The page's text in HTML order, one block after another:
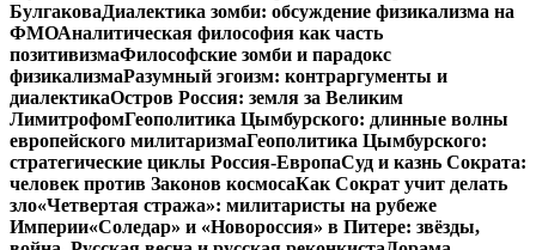
БулгаковаДиалектика зомби: обсуждение физикализма на
ФМОАналитическая философия как часть
позитивизмаФилософские зомби и парадокс
физикализмаРазумный эгоизм: контраргументы и
диалектикаОстров Россия: земля за Великим
ЛимитрофомГеополитика Цымбурского: длинные волны
европейского милитаризмаГеополитика Цымбурского:
стратегические циклы Россия-ЕвропаСуд и казнь Сократа:
человек против Законов космосаКак Сократ учит делать
зло«Четвертая стража»: милитаристы на рубеже
Империи«Соледар» и «Новороссия» в Питере: звёзды,